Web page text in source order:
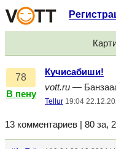
78
В пену
Кучисабиши!
vott.ru —
Tellur 19:04
13 комментариев | 80 за,